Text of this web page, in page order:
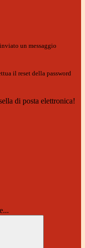
un messaggio
il reset della password
di posta elettronica!